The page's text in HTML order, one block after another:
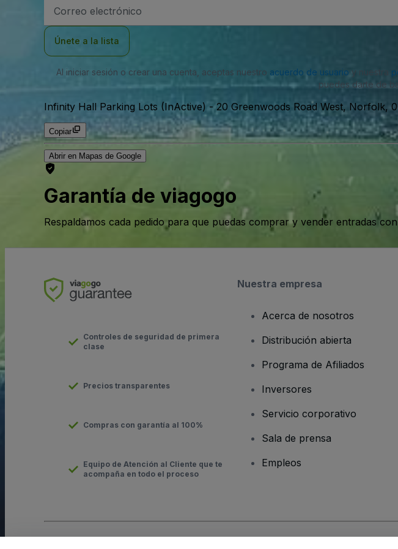
de
Únete a la lista
Al iniciar sesión o crear una cuenta, aceptas nuestro acuerdo de usuario y nuestra
puedes darte de
Infinity Hall Parking Lots (InActive) -20 Greenwoods Road West, Norfolk,
Copiar
Abrir en Mapas de Google
Garantía de viagogo
Respaldamos cada pedido para que puedas comprar y vender entradas
Controles de seguridad de primera
clase
Precios transparentes
Compras con garantía al 100%
Equipo de Atención al Cliente que te
acompaña en todo el proceso
Nuestra empresa
Acerca de nosotros
Distribución abierta
Programa de Afiliados
Inversores
Servicio corporativo
Sala de prensa
Empleos